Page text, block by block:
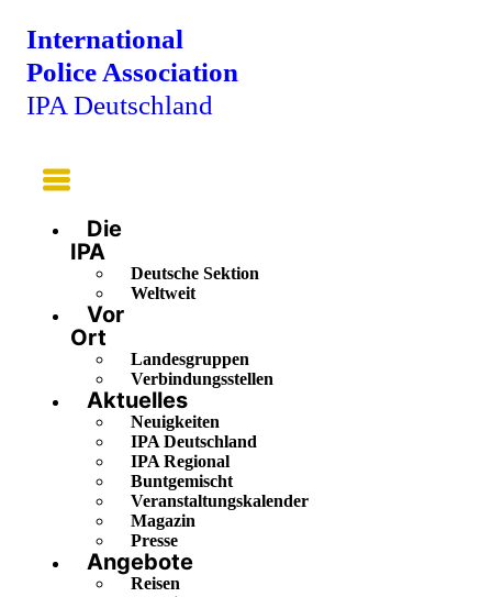
International
Police Association
IPA Deutschland
Main
Menu
Die
IPA
Deutsche Sektion
Weltweit
Vor
Ort
Landesgruppen
Verbindungsstellen
Aktuelles
Neuigkeiten
IPA Deutschland
IPA Regional
Buntgemischt
Veranstaltungskalender
Magazin
Presse
Angebote
Reisen